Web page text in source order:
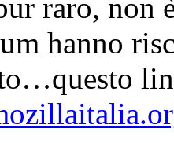
raro,
hanno